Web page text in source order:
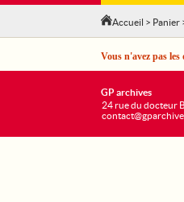
Accueil > Panier
Vous n'avez pas les
GP archives
24 rue du docteur